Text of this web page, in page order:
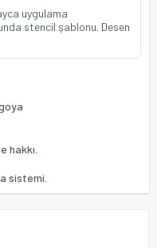
uygulama
stencil şablonu. Desen
hakkı.
sistemi.